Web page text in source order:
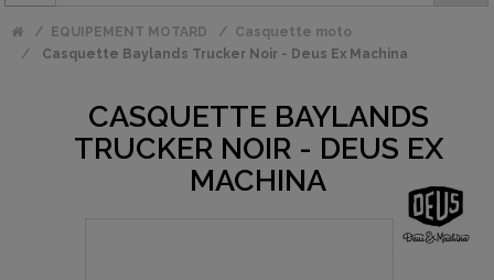
EQUIPEMENT MOTARD
Casquette moto
Casquette Baylands Trucker Noir - Deus Ex Machina
CASQUETTE BAYLANDS
TRUCKER NOIR - DEUS EX
MACHINA